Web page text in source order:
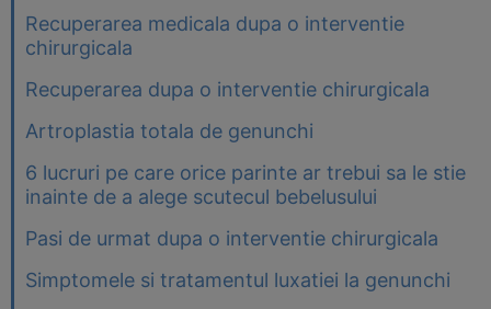
Recuperarea medicala dupa o interventie
chirurgicala
Recuperarea dupa o interventie chirurgicala
Artroplastia totala de genunchi
6 lucruri pe care orice parinte ar trebui sa le stie
inainte de a alege scutecul bebelusului
Pasi de urmat dupa o interventie chirurgicala
Simptomele si tratamentul luxatiei la genunchi